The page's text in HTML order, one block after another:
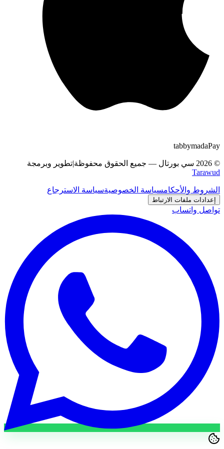
Pay
mada
tabby
©
2026 سي بورتال — جميع الحقوق محفوظة|تطوير وبرمجة
Tarawud
الشروط والأحكامسياسة الخصوصيةسياسة الاسترجاع
إعدادات ملفات الارتباط
تواصل واتساب